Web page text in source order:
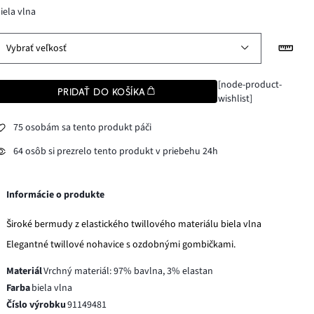
vlna
Vybrať veľkosť
PRIDAŤ DO KOŠÍKA
[node-product-
wishlist]
75 osobám sa tento produkt páči
64 osôb si prezrelo tento produkt v priebehu 24h
Informácie o produkte
Široké bermudy z elastického twillového materiálu biela vlna
Elegantné twillové nohavice s ozdobnými gombičkami.
MateriálVrchný materiál: 97% bavlna, 3% elastan
Farbabiela vlna
Číslo výrobku91149481